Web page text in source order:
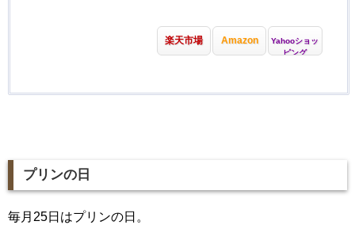
楽天市場 Amazon
Yahooショッ
ピング
プリンの日
毎月25日はプリンの日。